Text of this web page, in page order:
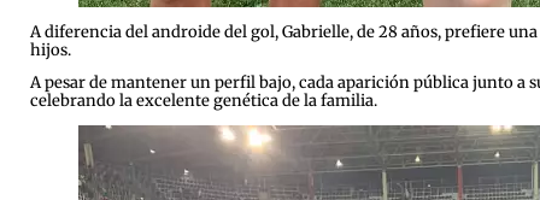
A diferencia del androide del gol, Gabrielle, de 28 años, prefiere
hijos.
A pesar de mantener un perfil bajo, cada aparición pública junto a
celebrando la excelente genética de la familia.